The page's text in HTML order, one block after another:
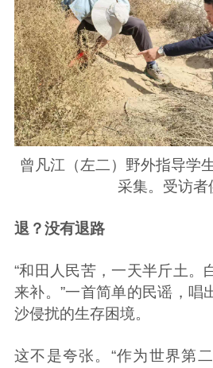
曾凡江（左二）野外指导学
采集。受访者
退？没有退路
“和田人民苦，一天半斤土。
来补。”一首简单的民谣，唱
沙侵扰的生存困境。
这不是夸张。“作为世界第